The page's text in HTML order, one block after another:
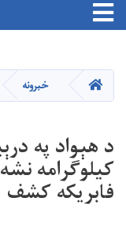
navigation
کور خبرونه
د هېواد په
کیلوګرامه
فابریکه